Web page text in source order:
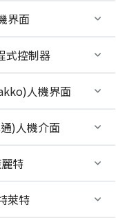
界面
式控制器
人機界面
)人機介面
特
萊特